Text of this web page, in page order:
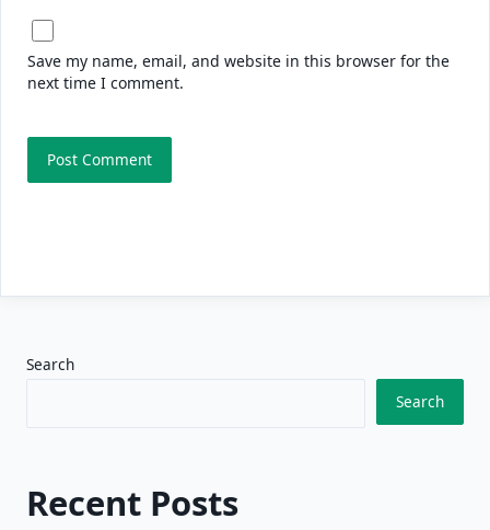
Save my name, email, and website in this browser for the
next time I comment.
Search
Search
Recent Posts